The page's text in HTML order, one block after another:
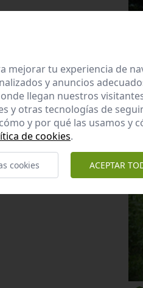
mejorar tu experiencia de
y anuncios
llegan nuestros
y otras tecnologías de
y por qué las usamos y
de cookies.
cookies ACEPTAR